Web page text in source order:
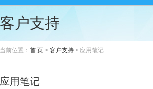
客户支持
当前位置： 首 页 > 客户支持 > 应用笔记
应用笔记